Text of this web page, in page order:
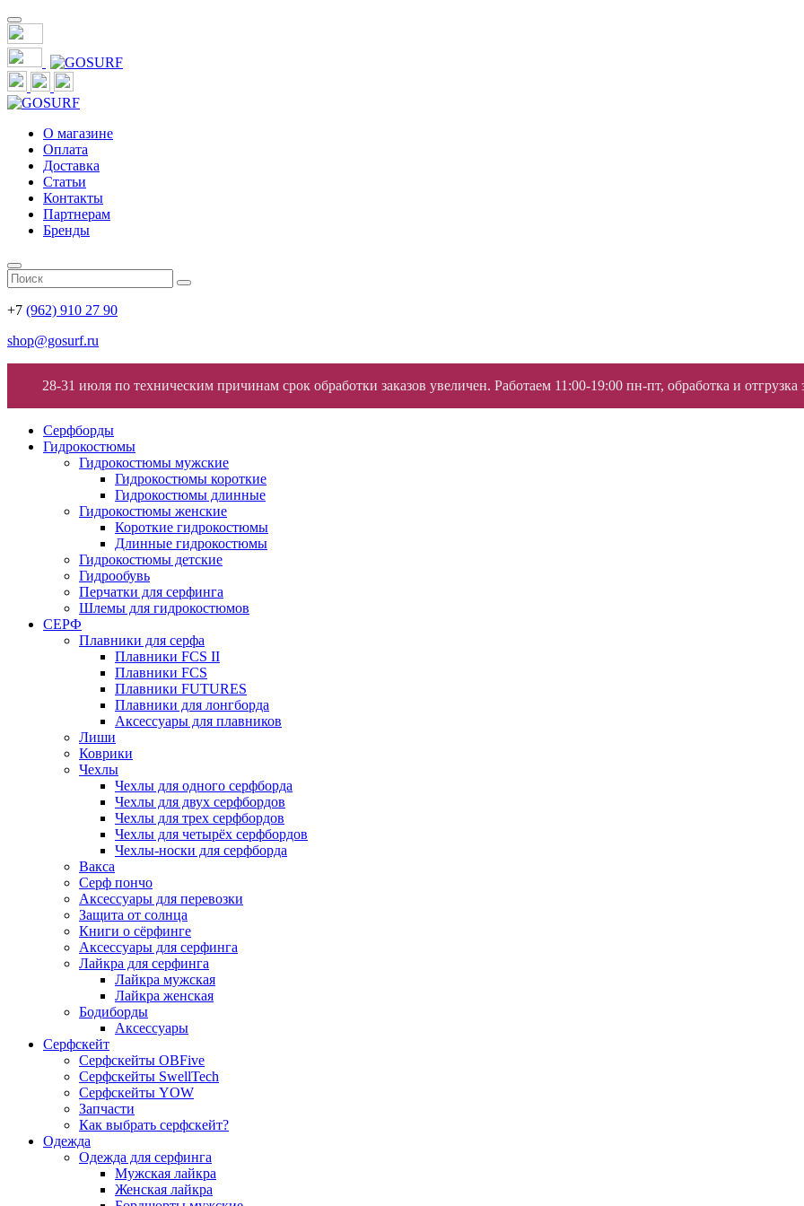
О магазине
Оплата
Доставка
Статьи
Контакты
Партнерам
Бренды
+7 (962) 910 27 90
shop@gosurf.ru
28-31 июля по техническим причинам срок обработки заказов увеличен. Работаем 11:00-19:00 пн-пт, обработка и
Серфборды
Гидрокостюмы
Гидрокостюмы мужские
Гидрокостюмы короткие
Гидрокостюмы длинные
Гидрокостюмы женские
Короткие гидрокостюмы
Длинные гидрокостюмы
Гидрокостюмы детские
Гидрообувь
Перчатки для серфинга
Шлемы для гидрокостюмов
СЕРФ
Плавники для серфа
Плавники FCS II
Плавники FCS
Плавники FUTURES
Плавники для лонгборда
Аксессуары для плавников
Лиши
Коврики
Чехлы
Чехлы для одного серфборда
Чехлы для двух серфбордов
Чехлы для трех серфбордов
Чехлы для четырёх серфбордов
Чехлы-носки для серфборда
Вакса
Серф пончо
Аксессуары для перевозки
Защита от солнца
Книги о сёрфинге
Аксессуары для серфинга
Лайкра для серфинга
Лайкра мужская
Лайкра женская
Бодиборды
Аксессуары
Серфскейт
Серфскейты OBFive
Серфскейты SwellTech
Серфскейты YOW
Запчасти
Как выбрать серфскейт?
Одежда
Одежда для серфинга
Мужская лайкра
Женская лайкра